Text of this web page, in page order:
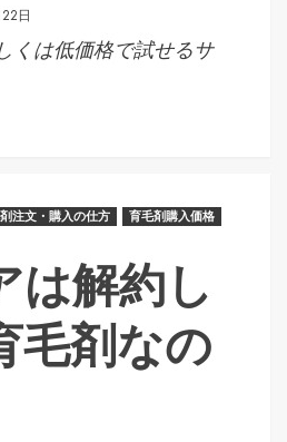
日
くは低価格で試せるサ
注文・購入の仕方
育毛剤購入価格
は解約し
毛剤なの